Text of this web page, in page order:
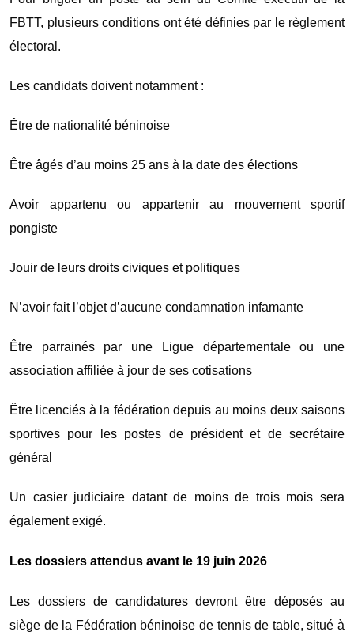
FBTT, plusieurs conditions ont été définies par le règlement
électoral.
Les candidats doivent notamment :
Être de nationalité béninoise
Être âgés d’au moins 25 ans à la date des élections
Avoir appartenu ou appartenir au mouvement sportif
pongiste
Jouir de leurs droits civiques et politiques
N’avoir fait l’objet d’aucune condamnation infamante
Être parrainés par une Ligue départementale ou une
association affiliée à jour de ses cotisations
Être licenciés à la fédération depuis au moins deux saisons
sportives pour les postes de président et de secrétaire
général
Un casier judiciaire datant de moins de trois mois sera
également exigé.
Les dossiers attendus avant le 19 juin 2026
Les dossiers de candidatures devront être déposés au
siège de la Fédération béninoise de tennis de table, situé à